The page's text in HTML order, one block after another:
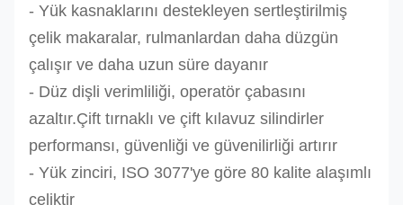
- Yük kasnaklarını destekleyen sertleştirilmiş
çelik makaralar, rulmanlardan daha düzgün
çalışır ve daha uzun süre dayanır
- Düz dişli verimliliği, operatör çabasını
azaltır.Çift tırnaklı ve çift kılavuz silindirler
performansı, güvenliği ve güvenilirliği artırır
- Yük zinciri, ISO 3077'ye göre 80 kalite alaşımlı
çeliktir